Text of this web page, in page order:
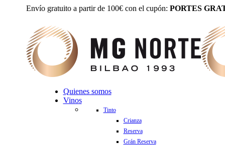
Envío gratuito a partir de 100€ con el cupón: PORTES
Quienes somos
Vinos
Tinto
Crianza
Reserva
Grán Reserva